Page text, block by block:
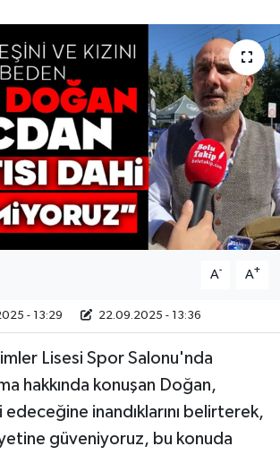
A- A+
- 13:29 22.09.2025 - 13:36
Lisesi Spor Salonu'nda
hakkında konuşan Doğan,
inandıklarını belirterek,
güveniyoruz, bu konuda